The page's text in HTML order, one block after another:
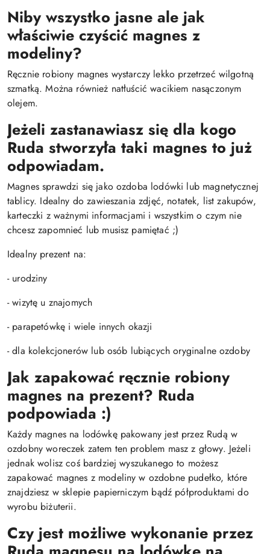
Niby wszystko jasne ale jak
właściwie czyścić magnes z
modeliny?
Ręcznie robiony magnes wystarczy lekko przetrzeć wilgotną
szmatką. Można również natłuścić wacikiem nasączonym
olejem.
Jeżeli zastanawiasz się dla kogo
Ruda stworzyła taki magnes to już
odpowiadam.
Magnes sprawdzi się jako ozdoba lodówki lub magnetycznej
tablicy. Idealny do zawieszania zdjęć, notatek, list zakupów,
karteczki z ważnymi informacjami i wszystkim o czym nie
chcesz zapomnieć lub musisz pamiętać ;)
Idealny prezent na:
- urodziny
- wizytę u znajomych
- parapetówkę i wiele innych okazji
- dla kolekcjonerów lub osób lubiących oryginalne ozdoby
Jak zapakować ręcznie robiony
magnes na prezent? Ruda
podpowiada :)
Każdy magnes na lodówkę pakowany jest przez Rudą w
ozdobny woreczek zatem ten problem masz z głowy. Jeżeli
jednak wolisz coś bardziej wyszukanego to możesz
zapakować magnes z modeliny w ozdobne pudełko, które
znajdziesz w sklepie papierniczym bądź półproduktami do
wyrobu biżuterii.
Czy jest możliwe wykonanie przez